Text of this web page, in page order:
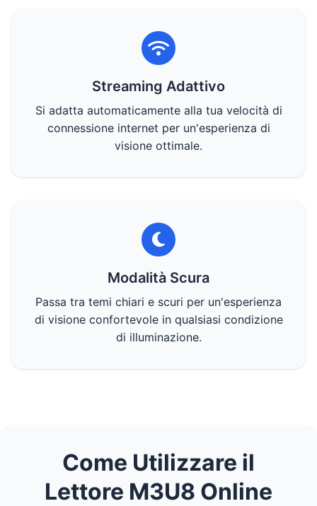
Streaming Adattivo
Si adatta automaticamente alla tua velocità di
connessione internet per un'esperienza di
visione ottimale.
Modalità Scura
Passa tra temi chiari e scuri per un'esperienza
di visione confortevole in qualsiasi condizione
di illuminazione.
Come Utilizzare il
Lettore M3U8 Online